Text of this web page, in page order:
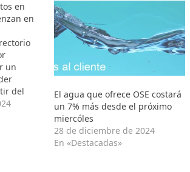
en
en
un
del
enero
El agua que ofrece OSE costará
un 7% más desde el próximo
miercóles
28 de diciembre de 2024
En «Destacadas»